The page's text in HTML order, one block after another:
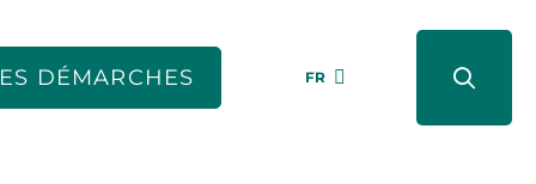
DÉMARCHES FR